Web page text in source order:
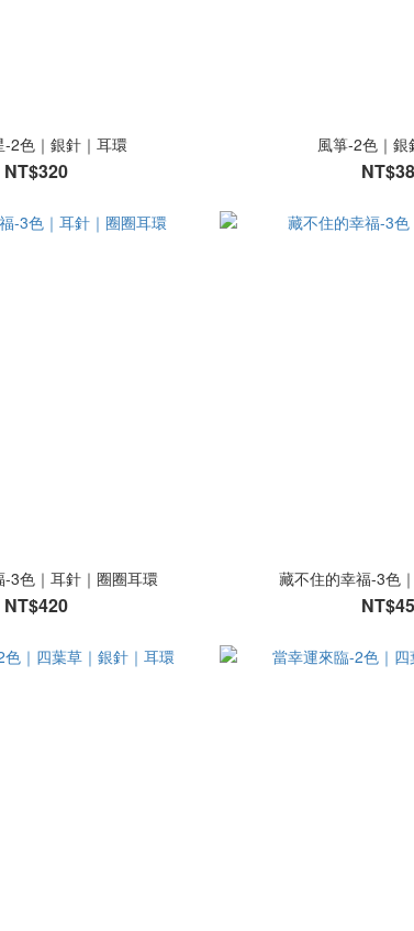
-2色｜銀針｜耳環
NT$320
風箏-2色｜銀
3色｜耳針｜圈圈耳環
NT$420
藏不住的幸福-3色